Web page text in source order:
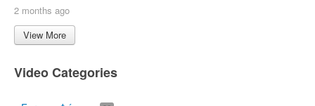
2 months ago
View More
Video Categories